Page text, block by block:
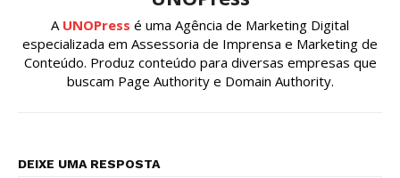
A UNOPress é uma Agência de Marketing Digital
especializada em Assessoria de Imprensa e Marketing de
Conteúdo. Produz conteúdo para diversas empresas que
buscam Page Authority e Domain Authority.
DEIXE UMA RESPOSTA